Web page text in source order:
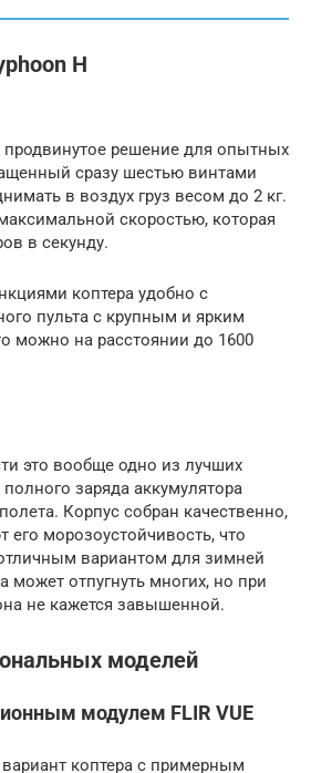
H
продвинутое решение для опытных
сразу шестью винтами
в воздух груз весом до 2 кг.
скоростью, которая
в секунду.
коптера удобно с
пульта с крупным и ярким
можно на расстоянии до 1600
это вообще одно из лучших
заряда аккумулятора
Корпус собран качественно,
морозоустойчивость, что
вариантом для зимней
может отпугнуть многих, но при
не кажется завышенной.
моделей
модулем FLIR VUE
коптера с примерным